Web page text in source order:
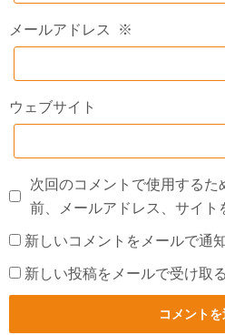
メールアドレス ※
ウェブサイト
次回のコメントで使用するた
前、メールアドレス、サイト
新しいコメントをメールで通
新しい投稿をメールで受け取る